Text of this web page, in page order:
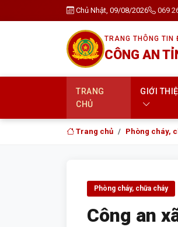
Chủ Nhật, 09/08/2026 069
TRANG THÔNG TIN
CÔNG AN
TRANG
CHỦ
GIỚI
Trang chủ Phòng cháy,
Phòng cháy, chữa cháy
Công an